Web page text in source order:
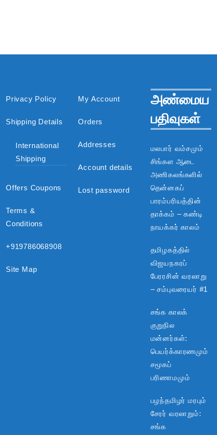
Privacy Policy
Shipping Details
International
Shipping
Offers Coupons
Terms &
Conditions
+919786068908
Site Map
My Account
Orders
Addresses
Account details
Lost password
அண்மைய
பதிவுகள்
மலபார் வம்சமும்
சிங்கள ஆடை
அணிகலங்களில்
தென்னகப்
பாரம்பரியத்தின்
தாக்கம் – கண்டி
நாயக்கர் காலம்
தமிழகத்தில்
விஜயநகரப்
பேரரசின் வரலாறு
– சம்புவரையர் #1
சங்க காலக்
குறுநில
மன்னர்கள்:
பெயர்க்காரணமும்
சமூகப்
பரிணாமமும்
பழந்தமிழர் மரபும்
சேரர் வரலாறும்:
சங்க